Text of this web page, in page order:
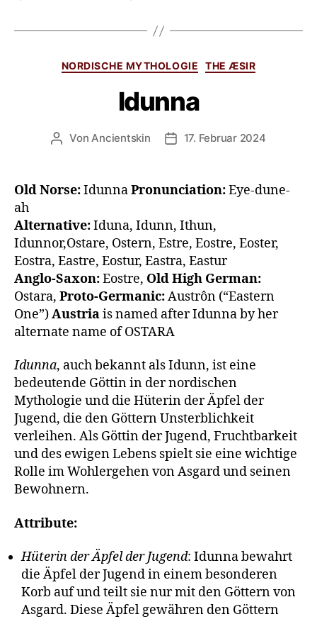
NORDISCHE MYTHOLOGIE THE ÆSIR
Idunna
Von Ancientskin 17. Februar 2024
Old Norse:IdunnaPronunciation:Eye-dune-
ah
Alternative:Iduna, Idunn, Ithun,
Idunnor,Ostare, Ostern, Estre, Eostre, Eoster,
Eostra, Eastre, Eostur, Eastra, Eastur
Anglo-Saxon:Eostre, Old High German:
Ostara, Proto-Germanic:Austrôn (“Eastern
One”)Austriais named after Idunna by her
alternate name of OSTARA
Idunna, auch bekannt als Idunn, ist eine
bedeutende Göttin in der nordischen
Mythologie und die Hüterin der Äpfel der
Jugend, die den Göttern Unsterblichkeit
verleihen. Als Göttin der Jugend, Fruchtbarkeit
und des ewigen Lebens spielt sie eine wichtige
Rolle im Wohlergehen von Asgard und seinen
Bewohnern.
Attribute:
Hüterin der Äpfel der Jugend: Idunna bewahrt
die Äpfel der Jugend in einem besonderen
Korb auf und teilt sie nur mit den Göttern von
Asgard. Diese Äpfel gewähren den Göttern